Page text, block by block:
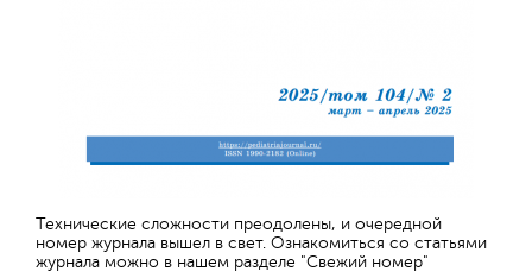
Технические сложности преодолены, и очередной
номер журнала вышел в свет. Ознакомиться со статьями
журнала можно в нашем разделе "Свежий номер"